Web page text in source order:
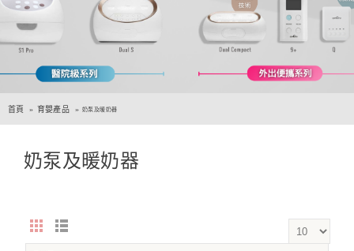
首頁 育嬰產品 奶泵及暖奶器
奶泵及暖奶器